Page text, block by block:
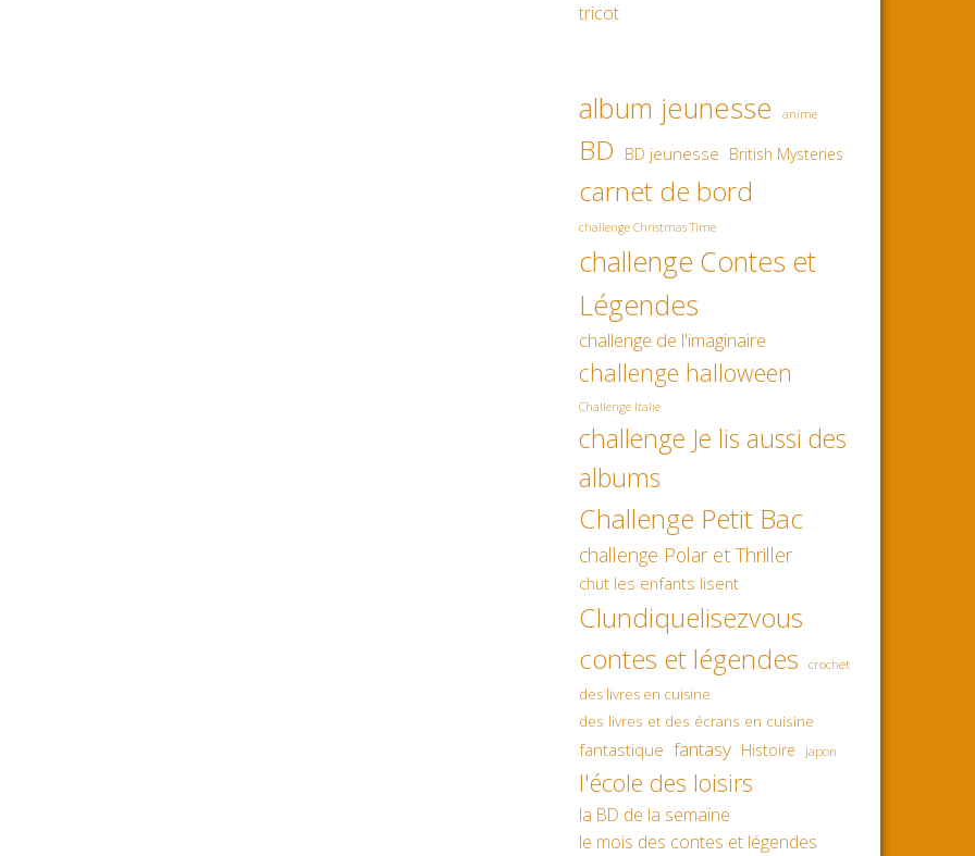
tricot
album jeunesse anime
BD BD jeunesse British Mysteries
carnet de bord
challenge Christmas Time
challenge Contes et
Légendes
challenge de l'imaginaire
challenge halloween
Challenge Italie
challenge Je lis aussi des
albums
Challenge Petit Bac
challenge Polar et Thriller
chut les enfants lisent
Clundiquelisezvous
contes et légendes
crochet
des livres en cuisine
des livres et des écrans en cuisine
fantastique fantasy Histoire Japon
l'école des loisirs
la BD de la semaine
le mois des contes et légendes